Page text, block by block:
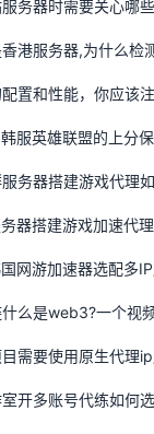
务器时需要关心哪
服英雄联盟的上分
务器搭建游戏代理如
国网游加速器选配多
需要使用原生代理ip
开多账号代练如何